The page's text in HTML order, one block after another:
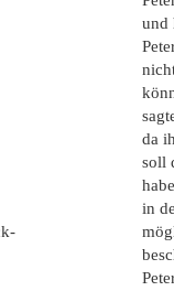
und
da
soll
in